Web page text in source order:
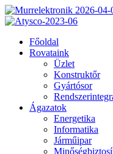
Főoldal
Rovataink
Üzlet
Konstruktőr
Gyártósor
Ágazatok
Energetika
Informatika
Járműipar